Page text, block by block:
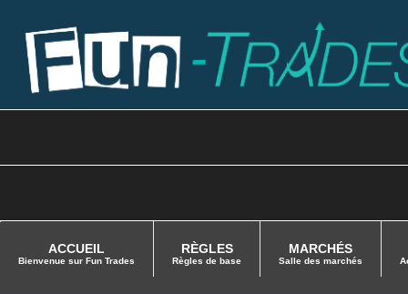
ACCUEIL
Bienvenue sur Fun Trades
RÈGLES
Règles de base
MARCHÉS
Salle des marchés